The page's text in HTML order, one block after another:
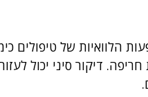
הלוואיות של טיפולים
חריפה. דיקור סיני יכול